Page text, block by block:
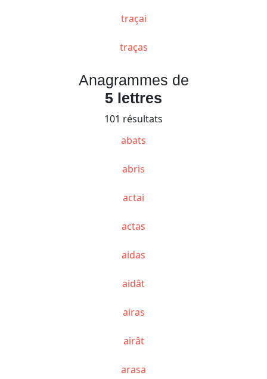
traçai
traças
Anagrammes de
5 lettres
101 résultats
abats
abris
actai
actas
aidas
aidât
airas
airât
arasa